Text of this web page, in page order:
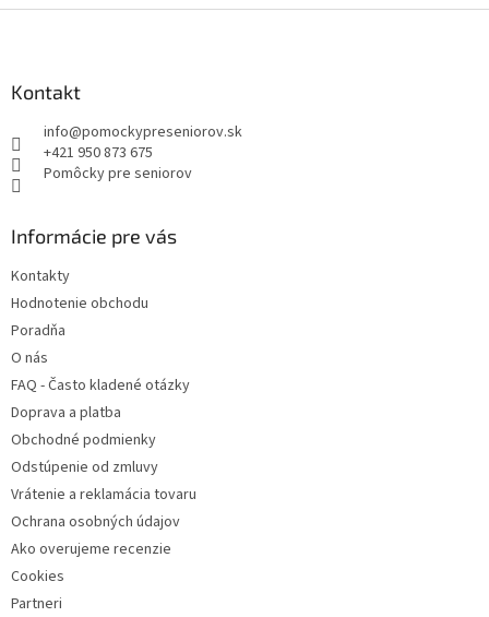
Kontakt
info@pomockypreseniorov.sk
+421 950 873 675
Pomôcky pre seniorov
Informácie pre vás
Kontakty
Hodnotenie obchodu
Poradňa
O nás
FAQ - Často kladené otázky
Doprava a platba
Obchodné podmienky
Odstúpenie od zmluvy
Vrátenie a reklamácia tovaru
Ochrana osobných údajov
Ako overujeme recenzie
Cookies
Partneri